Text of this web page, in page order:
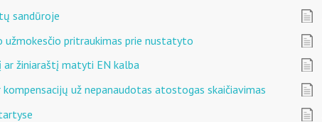
sandūroje
pritraukimas prie nustatyto
žiniaraštį matyti EN kalba
už nepanaudotas atostogas skaičiavimas